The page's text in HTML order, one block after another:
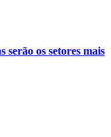
serão os setores mais